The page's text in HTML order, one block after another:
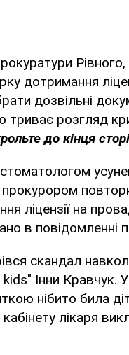
дотримання
дозвільні
триває розгляд
до кінця
прокурором
ліцензії на
в повідомленні
скандал
kids" Інни
нібито била
кабінету лікаря